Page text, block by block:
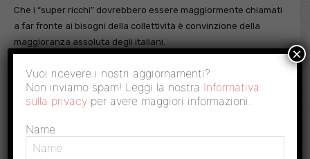
Che i “super ricchi” dovrebbero essere maggiormente chiamati
a far fronte ai bisogni della collettività è convinzione della
maggioranza assoluta degli italiani.
Secondo 2 intervistati su 3, dovrebbero farlo in forma
strutturale, attraverso una tassazione fortemente progressiva.
Per il 16%, sarebbe sufficiente incentivare libere donazioni per
attività filantropiche e di pubblica utilità.
da Demopolis per Oxfam, sarebbero favorevoli ad un’imposta
europea sui grandi patrimoni. In Italia si applicherebbe ad
Vuoi ricevere i nostri aggiornamenti?
Non inviamo spam! Leggi la nostra Informativa
sulla privacy per avere maggiori informazioni.
Name
×